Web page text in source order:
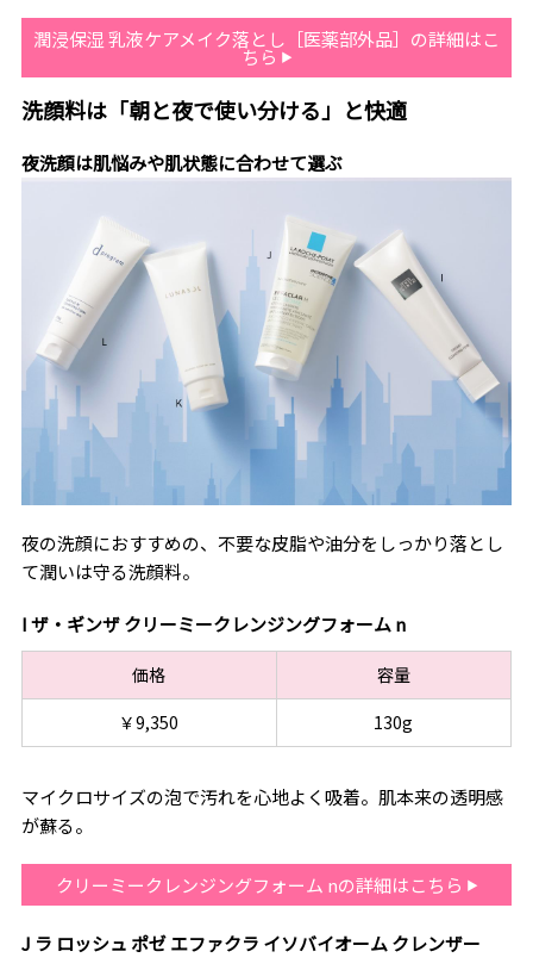
潤浸保湿 乳液ケアメイク落とし［医薬部外品］の詳細はこ
ちら
洗顔料は「朝と夜で使い分ける」と快適
夜洗顔は肌悩みや肌状態に合わせて選ぶ
夜の洗顔におすすめの、不要な皮脂や油分をしっかり落とし
て潤いは守る洗顔料。
I ザ・ギンザ クリーミークレンジングフォーム n
価格
容量
￥9,350
130g
マイクロサイズの泡で汚れを心地よく吸着。肌本来の透明感
が蘇る。
クリーミークレンジングフォーム nの詳細はこちら
J ラ ロッシュ ポゼ エファクラ イソバイオーム クレンザー